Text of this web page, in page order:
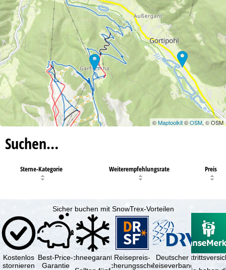
©Maptoolkit©OSM, © OSM
Suchen…
Sterne-Kategorie Weiterempfehlungsrate Preis
Sicher buchen mit SnowTrex-Vorteilen
Kostenlos
stornieren
Best-Price-
Garantie
SchneegarantieReisepreis-
Sicherungsschein
Deutscher
Reiseverband